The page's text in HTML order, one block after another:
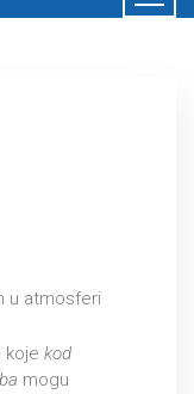
u atmosferi
koje kod
mogu